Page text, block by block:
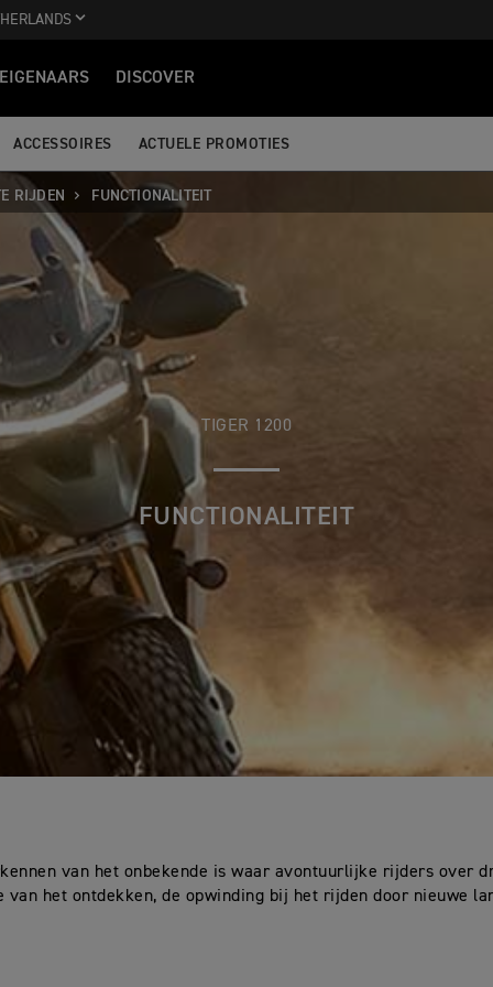
EIGENAARS DISCOVER
ACCESSOIRES ACTUELE PROMOTIES
RIJDEN FUNCTIONALITEIT
TIGER 1200
FUNCTIONALITEIT
van het onbekende is waar avontuurlijke rijders over
van het ontdekken, de opwinding bij het rijden door nieuwe